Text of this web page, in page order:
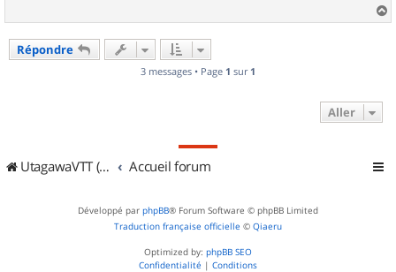
e
a
Répondre
3 messages • Page 1 sur 1
Aller
UtagawaVTT (Randos VTT et VTTAE avec traces GPS) Accueil forum
Développé par phpBB® Forum Software © phpBB Limited
Traduction française officielle © Qiaeru
Optimized by: phpBB SEO
Confidentialité | Conditions